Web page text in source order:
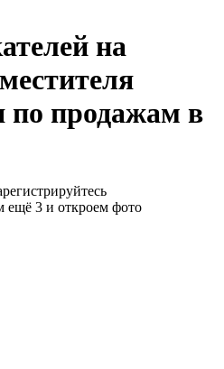
на
по продажам в
ещё 3 и откроем фото